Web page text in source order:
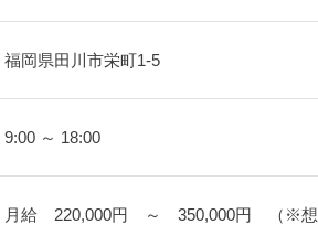
福岡県田川市栄町1-5
9:00 ～ 18:00
月給 220,000円 ～ 350,000円 （※想